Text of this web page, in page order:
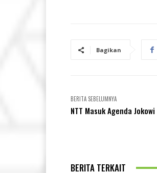
Bagikan
BERITA SEBELUMNYA
NTT Masuk Agenda
BERITA TERKAIT